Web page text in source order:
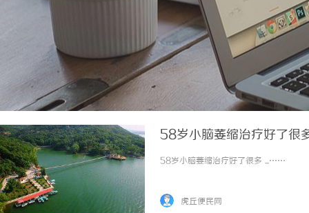
58岁小脑萎缩治疗好了很
58岁小脑萎缩治疗好了很多 ...……
虎丘便民网